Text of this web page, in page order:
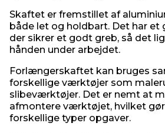
Skaftet er fremstillet af
både let og holdbart. Det har et
der sikrer et godt greb, så det
hånden under arbejdet.
Forlængerskaftet kan bruges
forskellige værktøjer som
slibeværktøjer. Det er nemt at
afmontere værktøjet, hvilket
forskellige typer opgaver.